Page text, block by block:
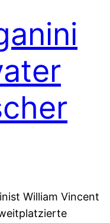
William Vincent